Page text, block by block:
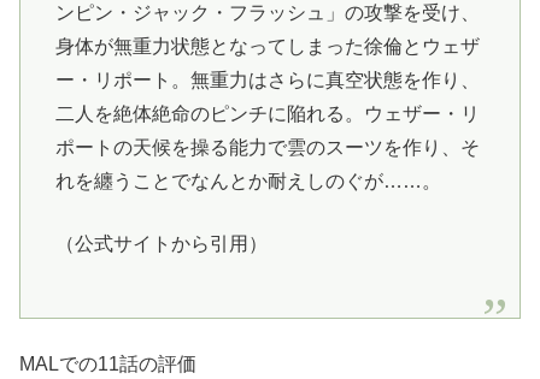
ンピン・ジャック・フラッシュ」の攻撃を受け、
身体が無重力状態となってしまった徐倫とウェザ
ー・リポート。無重力はさらに真空状態を作り、
二人を絶体絶命のピンチに陥れる。ウェザー・リ
ポートの天候を操る能力で雲のスーツを作り、そ
れを纏うことでなんとか耐えしのぐが……。
（公式サイトから引用）
MALでの11話の評価